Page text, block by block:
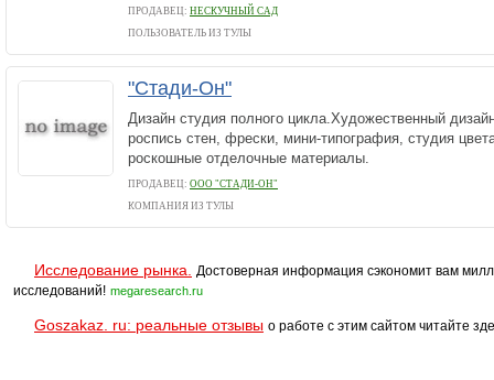
ПРОДАВЕЦ: НЕСКУЧНЫЙ САД
ПОЛЬЗОВАТЕЛЬ ИЗ ТУЛЫ
"Стади-Он"
Дизайн студия полного цикла.Художественный
роспись стен, фрески, мини-типография, студия
роскошные отделочные материалы.
ПРОДАВЕЦ: ООО "СТАДИ-ОН"
КОМПАНИЯ ИЗ ТУЛЫ
Исследование рынка.
Достоверная информация сэкономит вам
исследований! megaresearch.ru
Goszakaz. ru: реальные отзывы о работе с этим сайтом читайте